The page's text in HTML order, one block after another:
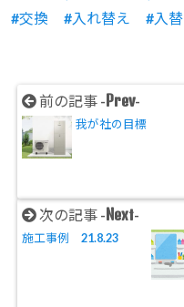
交換
入れ替え 入替
前の記事 -Prev-
我が社の目標
次の記事 -Next-
施工事例 21.8.23